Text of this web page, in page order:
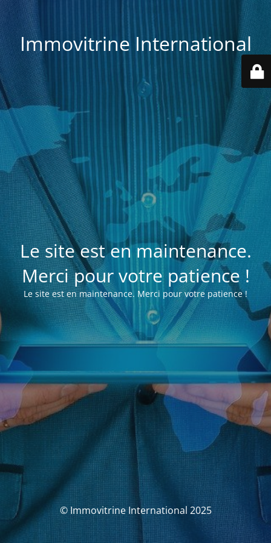
Immovitrine International
Le site est en maintenance.
Merci pour votre patience !
Le site est en maintenance. Merci pour votre patience !
© Immovitrine International 2025